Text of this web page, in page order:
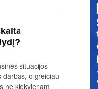
situacijos
darbas, o greičiau
ne kiekvienam